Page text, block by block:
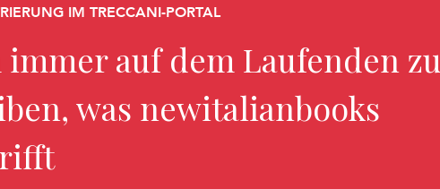
IM TRECCANI-PORTAL
immer auf dem Laufenden zu
was newitalianbooks